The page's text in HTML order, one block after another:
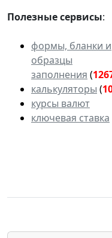
Полезные сервисы:
формы, бланки и
образцы
заполнения (
калькуляторы (
курсы валют
ключевая ставка